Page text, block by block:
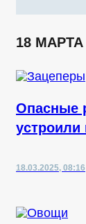
18 МАРТА
Опасные
устроили
18.03.2025, 08:16